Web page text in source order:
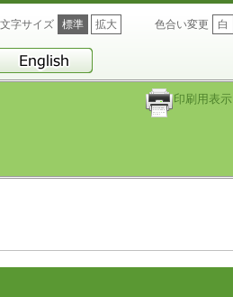
文字サイズ 標準 拡大 色合い変更 白
印刷用表示